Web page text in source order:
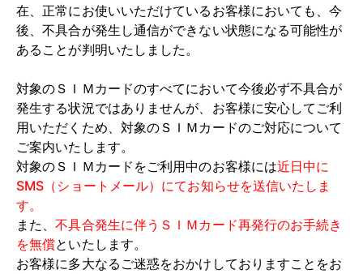
在、正常にお使いいただけているお客様においても、今
後、不具合が発生し通信ができない状態になる可能性が
あることが判明いたしました。
対象のＳＩＭカードのすべてにおいて今後必ず不具合が
発生する状況ではありませんが、お客様に安心してご利
用いただくため、対象のＳＩＭカードのご対応について
ご案内いたします。
対象のＳＩＭカードをご利用中のお客様には近日中に
SMS（ショートメール）にてお知らせを送信いたしま
す。
また、不具合発生に伴うＳＩＭカード再発行のお手続き
を無償といたします。
お客様に多大なるご迷惑をおかけしておりますことをお